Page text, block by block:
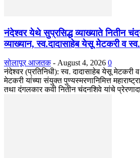
नंदेश्वर येथे सुप्रसिद्ध व्याख्याते नितीन
व्याख्यान, स्व.दादासाहेब येसू मेटकरी व
सोलापूर आजतक - August 4, 2026 0
नंदेश्वर (प्रतिनिधी): स्व. दादासाहेब येसू मेटकरी व
मेटकरी यांच्या संयुक्त पुण्यस्मरणानिमित्त
तथा दंगलकार कवी नितीन चंदनशिवे यांचे